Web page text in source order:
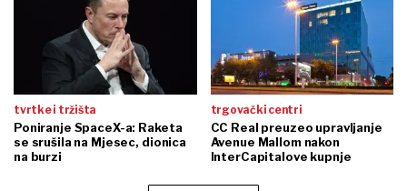
tvrtke i tržišta
Poniranje SpaceX-a: Raketa
se srušila na Mjesec, dionica
na burzi
trgovački centri
CC Real preuzeo upravljanje
Avenue Mallom nakon
InterCapitalove kupnje